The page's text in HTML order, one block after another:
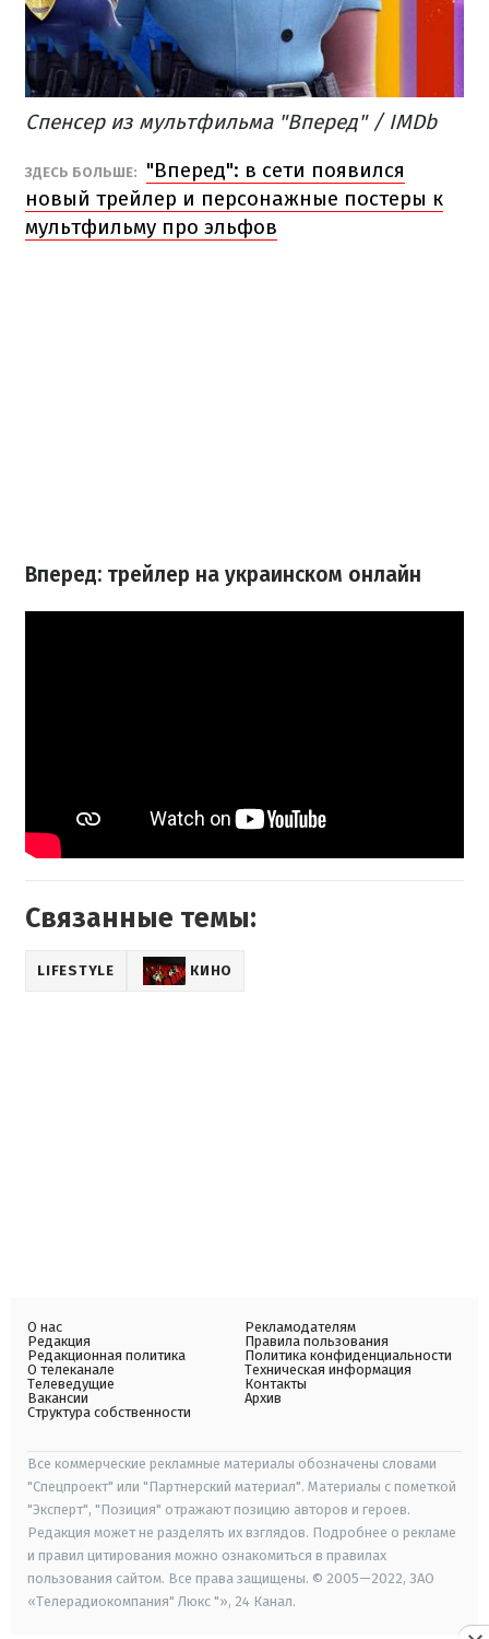
Спенсер из мультфильма "Вперед" / IMDb
ЗДЕСЬ БОЛЬШЕ:
"Вперед": в сети появился
новый трейлер и персонажные постеры к
мультфильму про эльфов
Вперед: трейлер на украинском онлайн
Связанные темы:
LIFESTYLE КИНО
О нас
Редакция
Редакционная политика
О телеканале
Телеведущие
Вакансии
Структура собственности
Рекламодателям
Правила пользования
Политика конфиденциальности
Техническая информация
Контакты
Архив
Все коммерческие рекламные материалы обозначены словами
"Спецпроект" или "Партнерский материал". Материалы с пометкой
"Эксперт", "Позиция" отражают позицию авторов и героев.
Редакция может не разделять их взглядов. Подробнее о рекламе
и правил цитирования можно ознакомиться в правилах
пользования сайтом. Все права защищены. © 2005—2022, ЗАО
«Телерадиокомпания" Люкс "», 24 Канал.